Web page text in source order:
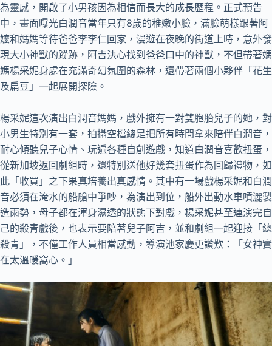
為靈感，開啟了小男孩因為相信而長大的成長歷程。正式預告
中，畫面曝光白潤音當年只有8歲的稚嫩小臉，滿臉萌樣跟著阿
嬤和媽媽等待爸爸李李仁回家，漫遊在夜晚的街道上時，意外發
現大小神獸的蹤跡，阿吉決心找到爸爸口中的神獸，不但帶著媽
媽楊采妮身處在充滿奇幻氛圍的森林，還帶著兩個小夥伴「花生
及扁豆」一起展開探險。
楊采妮這次演出白潤音媽媽，戲外擁有一對雙胞胎兒子的她，對
小男生特別有一套，拍攝空檔總是把所有時間拿來陪伴白潤音，
耐心傾聽兒子心情、玩遍各種自創遊戲，知道白潤音喜歡扭蛋，
從新加坡返回劇組時，還特別送他好幾套扭蛋作為回歸禮物，如
此「收買」之下果真培養出真感情。其中有一場戲楊采妮和白潤
音必須在淹水的船艙中爭吵，為演出到位，船外出動水車噴灑製
造雨勢，母子都在渾身濕透的狀態下對戲，楊采妮甚至連演完自
己的殺青戲後，也表示要陪著兒子阿吉，並和劇組一起迎接「總
殺青」，不僅工作人員相當感動，導演池家慶更讚歎：「女神實
在太溫暖窩心。」